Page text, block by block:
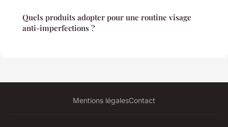
Quels produits adopter pour une routine visage
anti-imperfections ?
Mentions légalesContact